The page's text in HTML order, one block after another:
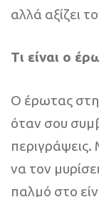
αλλά αξίζει
Τι είναι ο
Ο έρωτας στη
όταν σου
περιγράψεις.
να τον
παλμό στο